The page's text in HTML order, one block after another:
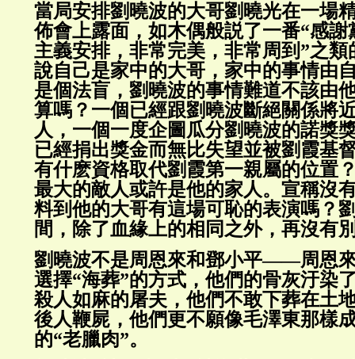
當局安排劉曉波的大哥劉曉光在一場
佈會上露面，如木偶般説了一番“感
主義安排，非常完美，非常周到”之
說自己是家中的大哥，家中的事情由
是個法盲，劉曉波的事情難道不該由
算嗎？一個已經跟劉曉波斷絕關係將
人，一個一度企圖瓜分劉曉波的諾獎
已經捐出獎金而無比失望並被劉霞基
有什麽資格取代劉霞第一親屬的位置
最大的敵人或許是他的家人。宣稱沒
料到他的大哥有這場可恥的表演嗎？
間，除了血緣上的相同之外，再沒有
劉曉波不是周恩來和鄧小平——周恩
選擇“海葬”的方式，他們的骨灰汙染
殺人如麻的屠夫，他們不敢下葬在土
後人鞭屍，他們更不願像毛澤東那樣
的“老臘肉”。